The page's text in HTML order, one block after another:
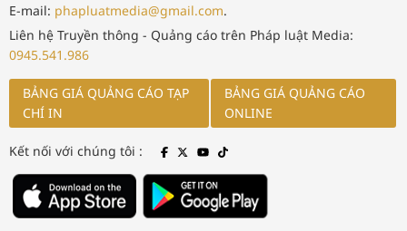
E-mail: phapluatmedia@gmail.com.
Liên hệ Truyền thông - Quảng cáo trên Pháp luật Media:
0945.541.986
BẢNG GIÁ QUẢNG CÁO TẠP
CHÍ IN
BẢNG GIÁ QUẢNG CÁO
ONLINE
Kết nối với chúng tôi :